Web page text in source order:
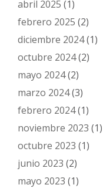
abril 2025 (1)
febrero 2025 (2)
diciembre 2024(1)
octubre 2024(2)
mayo 2024(2)
marzo 2024(3)
febrero 2024(1)
noviembre 2023 (1)
octubre 2023 (1)
junio 2023 (2)
mayo 2023 (1)